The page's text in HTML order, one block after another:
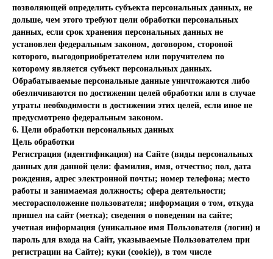
позволяющей определить субъекта персональных данных, не
дольше, чем этого требуют цели обработки персональных
данных, если срок хранения персональных данных не
установлен федеральным законом, договором, стороной
которого, выгодоприобретателем или поручителем по
которому является субъект персональных данных.
Обрабатываемые персональные данные уничтожаются либо
обезличиваются по достижении целей обработки или в случае
утраты необходимости в достижении этих целей, если иное не
предусмотрено федеральным законом.
6. Цели обработки персональных данных
Цель обработки
Регистрация (идентификация) на Сайте (виды персональных
данных для данной цели: фамилия, имя, отчество; пол, дата
рождения, адрес электронной почты; номер телефона; место
работы и занимаемая должность; сфера деятельности;
месторасположение пользователя; информация о том, откуда
пришел на сайт (метка); сведения о поведении на сайте;
учетная информация (уникальное имя Пользователя (логин) и
пароль для входа на Сайт, указываемые Пользователем при
регистрации на Сайте); куки (cookie)), в том числе